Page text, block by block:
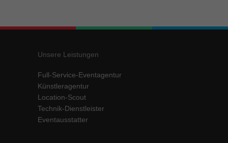
Unsere Leistungen
Full-Service-Eventagentur
Künstleragentur
Location-Scout
Technik-Dienstleister
Eventausstatter